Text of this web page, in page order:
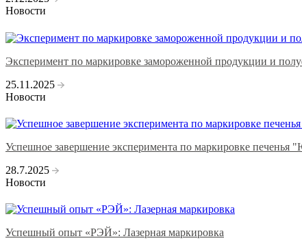
Новости
Эксперимент по маркировке замороженной продукции и
25.11.2025
Новости
Успешное завершение эксперимента по маркировке
28.7.2025
Новости
Успешный опыт «РЭЙ»: Лазерная маркировка